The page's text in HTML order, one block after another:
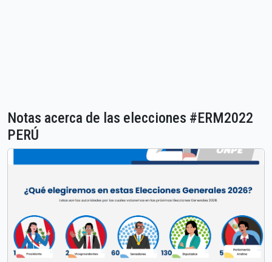
Notas acerca de las elecciones #ERM2022
PERÚ